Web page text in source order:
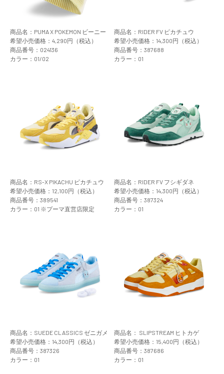
商品名：PUMA X POKEMON ビーニー
希望小売価格：4,290円（税込）
商品番号：024136
カラー：01/02
商品名：RIDER FV ピカチュウ
希望小売価格：14,300円（税込）
商品番号：387688
カラー：01
商品名：RS-X PIKACHU ピカチュウ
希望小売価格：12,100円（税込）
商品番号：389541
カラー：01 ※プーマ直営店限定
商品名：RIDER FV フシギダネ
希望小売価格：14,300円（税込）
商品番号：387324
カラー：01
商品名：SUEDE CLASSICS ゼニガメ
希望小売価格：14,300円（税込）
商品番号：387326
カラー：01
商品名： SLIPSTREAM ヒトカゲ
希望小売価格：15,400円（税込）
商品番号：387686
カラー：01